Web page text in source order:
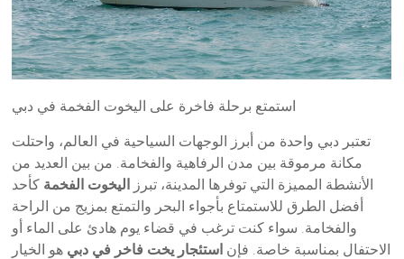
استمتع برحلة فاخرة على اليخوت الفخمة في دبي
تعتبر دبي واحدة من أبرز الوجهات السياحية في العالم، واحتلت
مكانة مرموقة بين مدن الرفاهية والفخامة. من بين العديد من
الأنشطة المميزة التي توفرها المدينة، تبرز اليخوت الفخمة كأحد
أفضل الطرق للاستمتاع بأجواء البحر والتمتع بمزيج من الراحة
والفخامة. سواء كنت ترغب في قضاء يوم هادئ على الماء أو
الاحتفال بمناسبة خاصة. فإن استئجار يخت فاخر في دبي هو الخيار